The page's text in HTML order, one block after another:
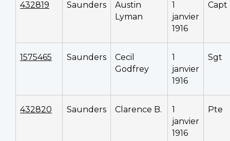
432819 Saunders
Austin
Lyman
1
janvier
1916
Capt
1575465 Saunders
Cecil
Godfrey
1
janvier
1916
Sgt
432820 Saunders Clarence B.
1
janvier
1916
Pte